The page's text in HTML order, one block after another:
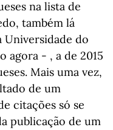
na lista de
também lá
Universidade do
agora - , a de 2015
Mais uma vez,
de um
citações só se
publicação de um